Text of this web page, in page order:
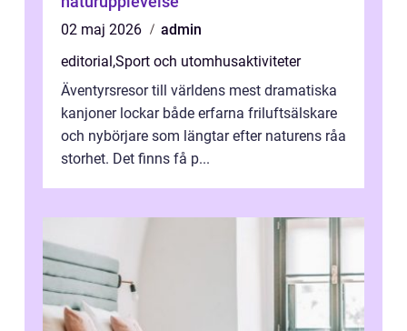
02 maj 2026
admin
editorial,Sport och utomhusaktiviteter
Äventyrsresor till världens mest dramatiska
kanjoner lockar både erfarna friluftsälskare
och nybörjare som längtar efter naturens råa
storhet. Det finns få p...